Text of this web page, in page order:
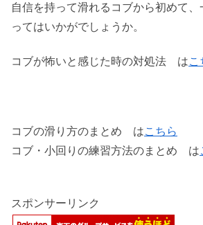
自信を持って滑れるコブから初めて
ってはいかがでしょうか。
コブが怖いと感じた時の対処法 はこ
コブの滑り方のまとめ はこちら
コブ・小回りの練習方法のまとめ は
スポンサーリンク